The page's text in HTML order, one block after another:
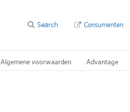
Consumenten
Search
Algemene voorwaarden Advantage